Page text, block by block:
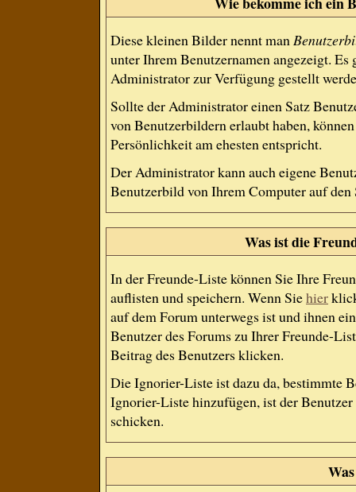
Diese kleinen Bilder nennt man
unter Ihrem Benutzernamen angezeigt.
Administrator zur Verfügung gestellt
Sollte der Administrator einen Satz
von Benutzerbildern erlaubt haben,
Persönlichkeit am ehesten entspricht.
Der Administrator kann auch eigene
Benutzerbild von Ihrem Computer auf den
Was ist die
In der Freunde-Liste können Sie Ihre
auflisten und speichern. Wenn Siehier
auf dem Forum unterwegs ist und ihnen
Benutzer des Forums zu Ihrer Freunde-
Beitrag des Benutzers klicken.
Die Ignorier-Liste ist dazu da, bestimmte
Ignorier-Liste hinzufügen, ist der
schicken.